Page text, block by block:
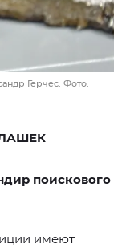
Герчес. Фото:
поискового
имеют